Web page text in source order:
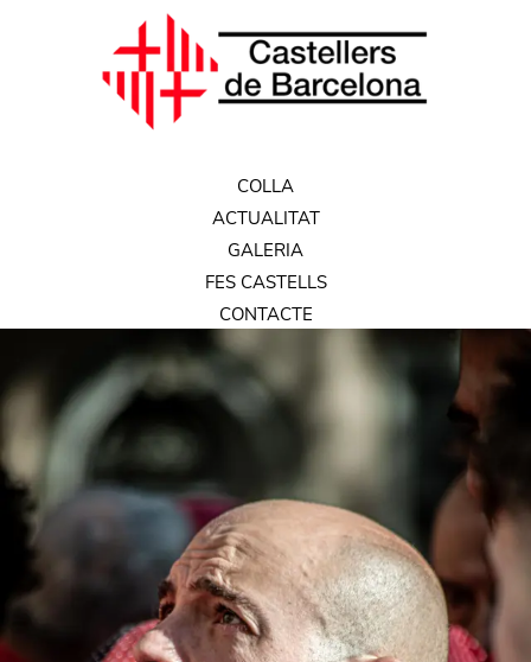
COLLA
ACTUALITAT
GALERIA
FES CASTELLS
CONTACTE